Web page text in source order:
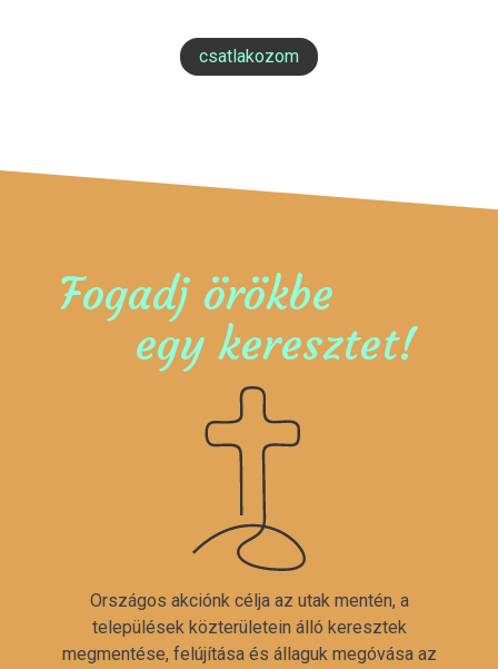
csatlakozom
Fogadj örökbe
egy keresztet!
Országos akciónk célja az utak mentén, a
települések közterületein álló keresztek
megmentése, felújítása és állaguk megóvása az